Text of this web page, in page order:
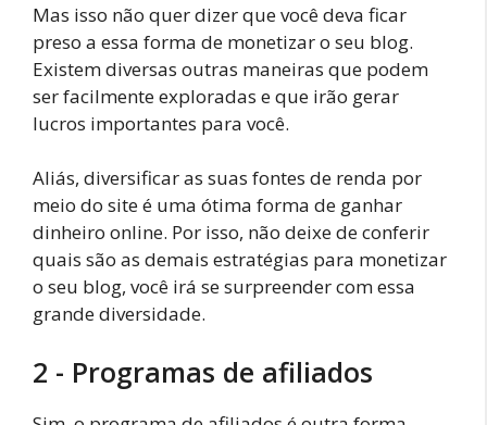
Mas isso não quer dizer que você deva ficar
preso a essa forma de monetizar o seu blog.
Existem diversas outras maneiras que podem
ser facilmente exploradas e que irão gerar
lucros importantes para você.
Aliás, diversificar as suas fontes de renda por
meio do site é uma ótima forma de ganhar
dinheiro online. Por isso, não deixe de conferir
quais são as demais estratégias para monetizar
o seu blog, você irá se surpreender com essa
grande diversidade.
2 - Programas de afiliados